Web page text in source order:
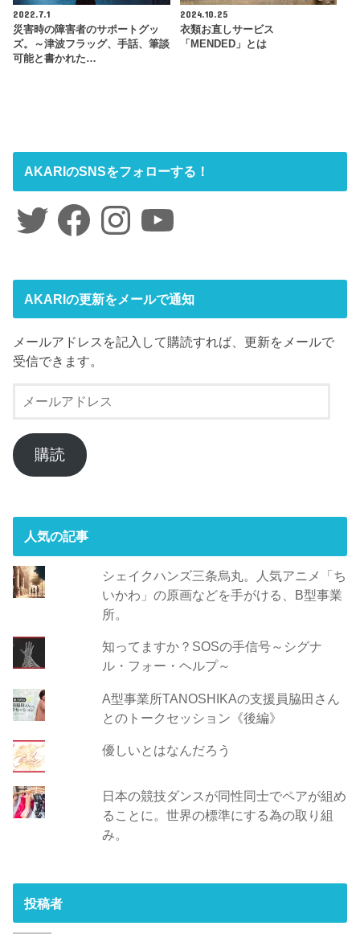
2022.7.1
災害時の障害者のサポートグッ
ズ。～津波フラッグ、手話、筆談
可能と書かれた…
2024.10.25
衣類お直しサービス
「MENDED」とは
AKARIのSNSをフォローする！
Twitter FacebookInstagramYouTube
AKARIの更新をメールで通知
メールアドレスを記入して購読すれば、更新をメールで
受信できます。
ー
ア
ド
購読
人気の記事
シェイクハンズ三条烏丸。人気アニメ「ち
いかわ」の原画などを手がける、B型事業
所。
知ってますか？SOSの手信号～シグナ
ル・フォー・ヘルプ～
A型事業所TANOSHIKAの支援員脇田さん
とのトークセッション《後編》
優しいとはなんだろう
日本の競技ダンスが同性同士でペアが組め
ることに。世界の標準にする為の取り組
み。
投稿者